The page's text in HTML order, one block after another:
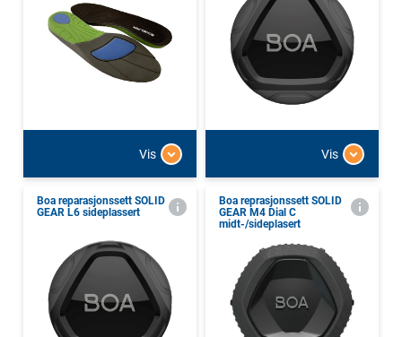
Vis Vis
Boa reparasjonssett SOLID
GEAR L6 sideplassert
Boa reprasjonssett SOLID
GEAR M4 Dial C
midt-/sideplasert